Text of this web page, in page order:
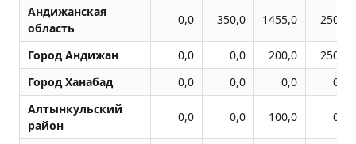
Андижанская
область
0,0 350,0 1455,0 250,0
Город Андижан 0,0 0,0 200,0
250,0
Город Ханабад
0,0 0,0 0,0
0,0
Алтынкульский
район
0,0 0,0 100,0 0,0